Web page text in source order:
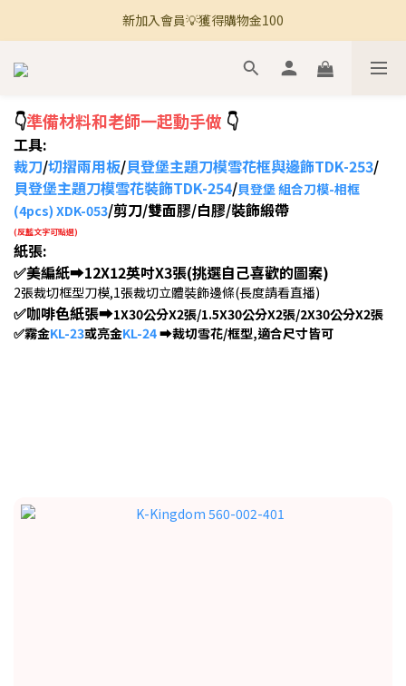
🚚 全館滿800免運 🚚
新加入會員💡獲得購物金100
🚚 全館滿800免運 🚚
👇準備材料和老師一起動手做 👇
工具:
裁刀/切摺兩用板/貝登堡主題刀模雪花框與邊飾TDK-253/
貝登堡主題刀模雪花裝飾TDK-254/貝登堡 組合刀模-相框
(4pcs) XDK-053/剪刀/雙面膠/白膠/裝飾緞帶
(反藍文字可點選)
紙張:
✅美編紙➡12X12英吋X3張(挑選自己喜歡的圖案)
2張裁切框型刀模,1張裁切立體裝飾邊條(長度請看直播)
✅咖啡色紙張➡1X30公分X2張/1.5X30公分X2張/2X30公分X2張
✅霧金KL-23或亮金KL-24➡裁切雪花/框型,適合尺寸皆可